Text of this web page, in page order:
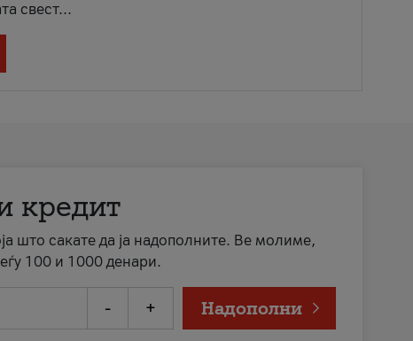
свест...
кредит
што сакате да ја надополните. Ве молиме,
100 и 1000 денари.
- + Надополни